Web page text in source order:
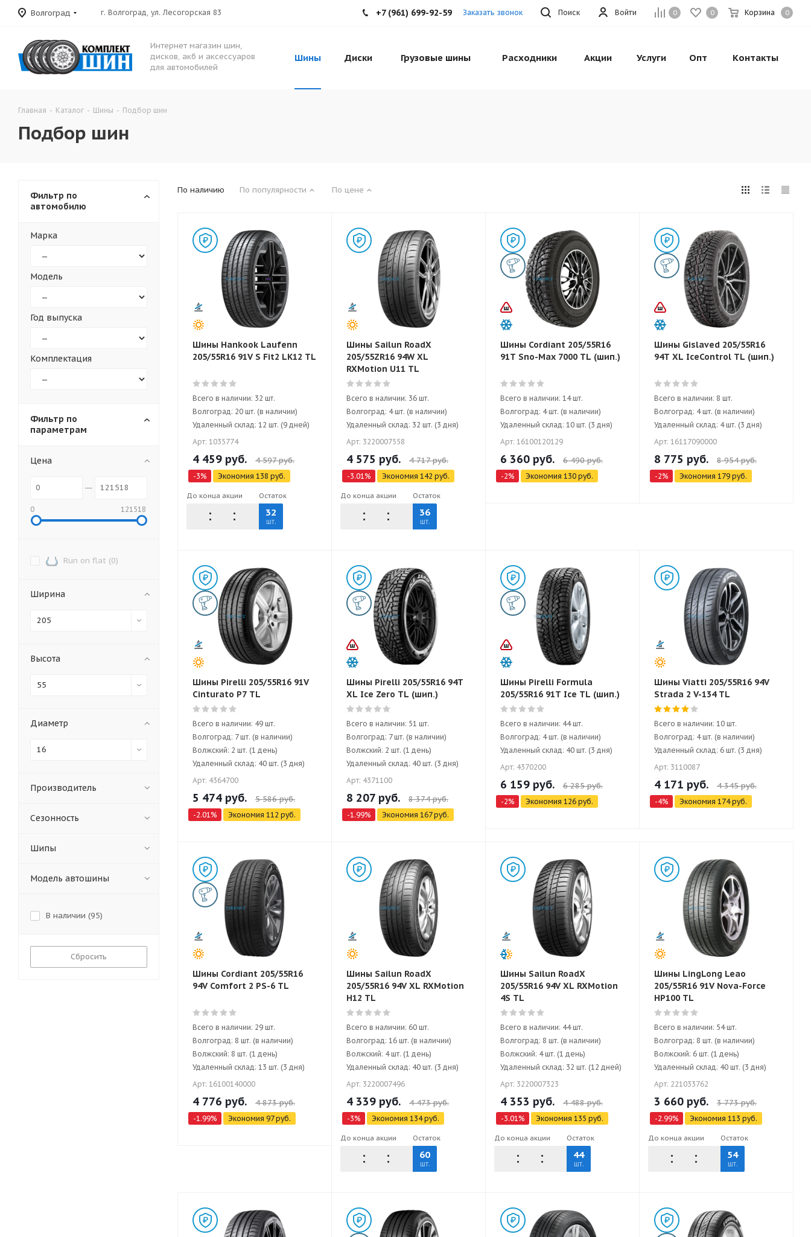
Волгоград 0 0 Корзина 0
Войти
г. Волгоград, ул. Лесогорская 83 Поиск
+7 (961) 699-92-59 Заказать звонок
Интернет магазин шин,
дисков, акб и аксессуаров
для автомобилей
Шины Диски Грузовые шины Расходники Акции Услуги Опт Контакты
Главная - Каталог - Шины - Подбор шин
Подбор шин
По наличию По популярности По цене
Шины Hankook Laufenn
205/55R16 91V S Fit2 LK12 TL
Всего в наличии: 32 шт.
Волгоград: 20 шт. (в наличии)
Удаленный склад: 12 шт. (9 дней)
Арт: 1035774
4 459 руб. 4 597руб.
-3% Экономия 138 руб.
До конца акции Остаток
32
шт.
Шины Sailun RoadX
205/55ZR16 94W XL
RXMotion U11 TL
Всего в наличии: 36 шт.
Волгоград: 4 шт. (в наличии)
Удаленный склад: 32 шт. (3 дня)
Арт: 3220007558
4 575 руб. 4 717руб.
-3.01% Экономия 142 руб.
До конца акции Остаток
36
шт.
Шины Cordiant 205/55R16
91T Sno-Max 7000 TL (шип.)
Всего в наличии: 14 шт.
Волгоград: 4 шт. (в наличии)
Удаленный склад: 10 шт. (3 дня)
Арт: 16100120129
6 360 руб. 6 490руб.
-2% Экономия 130 руб.
Шины Gislaved 205/55R16
94T XL IceControl TL (шип.)
Всего в наличии: 8 шт.
Волгоград: 4 шт. (в наличии)
Удаленный склад: 4 шт. (3 дня)
Арт: 16117090000
8 775 руб. 8 954руб.
-2% Экономия 179 руб.
Шины Pirelli 205/55R16 91V
Cinturato P7 TL
Всего в наличии: 49 шт.
Волгоград: 7 шт. (в наличии)
Волжский: 2 шт. (1 день)
Удаленный склад: 40 шт. (3 дня)
Арт: 4364700
5 474 руб. 5 586руб.
-2.01% Экономия 112 руб.
Шины Pirelli 205/55R16 94T
XL Ice Zero TL (шип.)
Всего в наличии: 51 шт.
Волгоград: 7 шт. (в наличии)
Волжский: 2 шт. (1 день)
Удаленный склад: 40 шт. (3 дня)
Арт: 4371100
8 207 руб. 8 374руб.
-1.99% Экономия 167руб.
Шины Pirelli Formula
205/55R16 91T Ice TL (шип.)
Всего в наличии: 44 шт.
Волгоград: 4 шт. (в наличии)
Удаленный склад: 40 шт. (3 дня)
Арт: 4370200
6 159 руб. 6 285руб.
-2% Экономия 126 руб.
Шины Viatti 205/55R16 94V
Strada 2 V-134 TL
Всего в наличии: 10 шт.
Волгоград: 4 шт. (в наличии)
Удаленный склад: 6 шт. (3 дня)
Арт: 3110087
4 171 руб. 4 345руб.
-4% Экономия 174руб.
Шины Cordiant 205/55R16
94V Comfort 2 PS-6 TL
Всего в наличии: 29 шт.
Волгоград: 8 шт. (в наличии)
Волжский: 8 шт. (1 день)
Удаленный склад: 13 шт. (3 дня)
Арт: 16100140000
4 776 руб. 4 873руб.
-1.99% Экономия 97руб.
Шины Sailun RoadX
205/55R16 94V XL RXMotion
H12 TL
Всего в наличии: 60 шт.
Волгоград: 16 шт. (в наличии)
Волжский: 4 шт. (1 день)
Удаленный склад: 40 шт. (3 дня)
Арт: 3220007496
4 339 руб. 4 473руб.
-3% Экономия 134руб.
До конца акции Остаток
60
шт.
Шины Sailun RoadX
205/55R16 94V XL RXMotion
4S TL
Всего в наличии: 44 шт.
Волгоград: 8 шт. (в наличии)
Волжский: 4 шт. (1 день)
Удаленный склад: 32 шт. (12 дней)
Арт: 3220007323
4 353 руб. 4 488руб.
-3.01% Экономия 135 руб.
До конца акции Остаток
44
шт.
Шины LingLong Leao
205/55R16 91V Nova-Force
HP100 TL
Всего в наличии: 54 шт.
Волгоград: 8 шт. (в наличии)
Волжский: 6 шт. (1 день)
Удаленный склад: 40 шт. (3 дня)
Арт: 221033762
3 660 руб. 3 773руб.
-2.99% Экономия 113 руб.
До конца акции Остаток
54
шт.
Фильтр по
автомобилю
Марка
Модель
Год выпуска
Комплектация
Фильтр по
параметрам
Цена
0 121518
Run on flat (0)
Ширина
205
Высота
55
Диаметр
16
Производитель
Сезонность
Шипы
Модель автошины
В наличии (95)
Сбросить